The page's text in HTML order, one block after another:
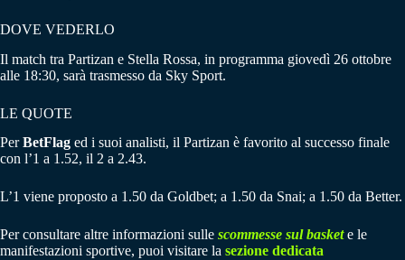
DOVE VEDERLO
Il match tra Partizan e Stella Rossa, in programma giovedì 26 ottobre
alle 18:30, sarà trasmesso da Sky Sport.
LE QUOTE
PerBetFlag ed i suoi analisti, il Partizan è favorito al successo finale
con l’1 a 1.52, il 2 a 2.43.
L’1 viene proposto a 1.50 da Goldbet; a 1.50 da Snai; a 1.50 da Better.
Per consultare altre informazioni sulle scommesse sul baskete le
manifestazioni sportive, puoi visitare la sezione dedicata